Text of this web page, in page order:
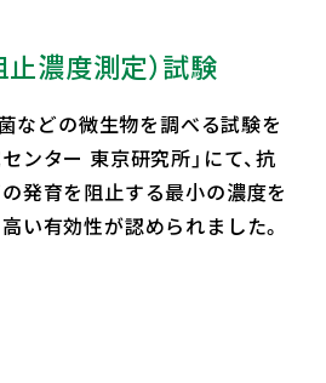
濃度測定）試験
などの微生物を調べる試験を
ンター 東京研究所」にて、抗
発育を阻止する最小の濃度を
い有効性が認められました。